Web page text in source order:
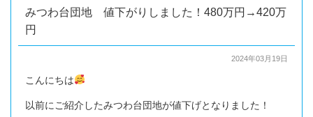
みつわ台団地 値下がりしました！480万円→420万
円
2024年03月19日
こんにちは
以前にご紹介したみつわ台団地が値下げとなりました！